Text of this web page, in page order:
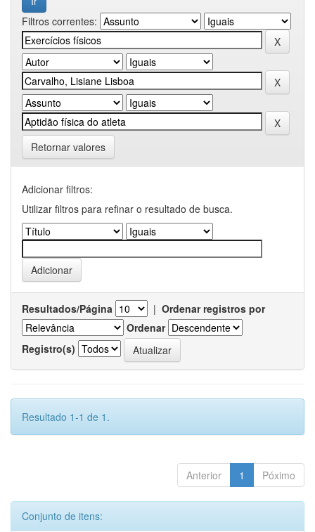
Filtros correntes:
Retornar valores
Adicionar filtros:
Utilizar filtros para refinar o resultado de busca.
Resultados/Página | Ordenar registros por
Ordenar
Registro(s)
Resultado 1-1 de 1.
Anterior 1 Póximo
Conjunto de itens: